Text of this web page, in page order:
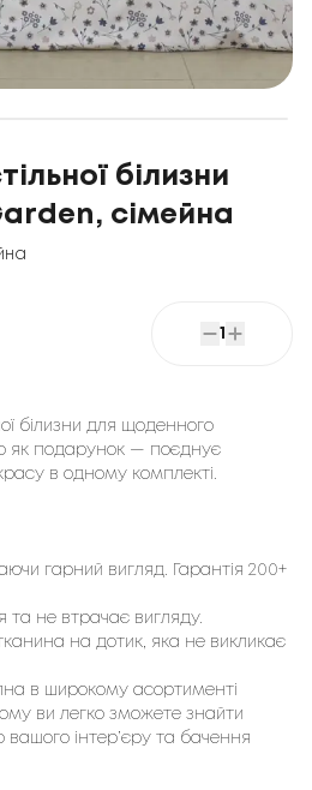
білизни
сімейна
1
білизни для щоденного
як подарунок — поєднує
в одному комплекті.
гарний вигляд. Гарантія 200+
не втрачає вигляду.
на дотик, яка не викликає
в широкому асортименті
ви легко зможете знайти
вашого інтер’єру та бачення